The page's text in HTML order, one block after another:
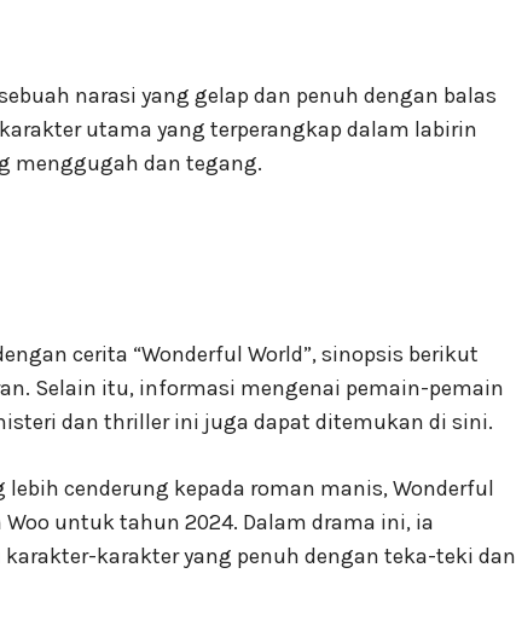
narasi yang gelap dan penuh dengan balas
utama yang terperangkap dalam labirin
menggugah dan tegang.
cerita “Wonderful World”, sinopsis berikut
Selain itu, informasi mengenai pemain-pemain
dan thriller ini juga dapat ditemukan di sini.
lebih cenderung kepada roman manis, Wonderful
untuk tahun 2024. Dalam drama ini, ia
karakter yang penuh dengan teka-teki dan